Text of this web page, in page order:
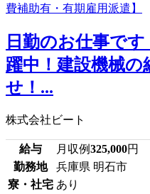
日勤のお仕事で
躍中！建設機械
せ！...
株式会社ビート
給与 月収例325,000円
勤務地
兵庫県 明石市
寮・社宅 あり